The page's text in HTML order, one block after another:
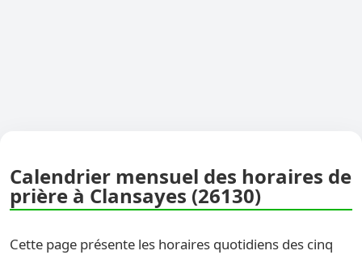
Calendrier mensuel des horaires de
prière à Clansayes (26130)
Cette page présente les horaires quotidiens des cinq